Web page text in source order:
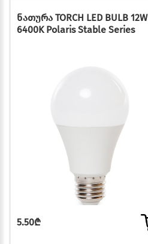
ნათურა TORCH LED BULB 12W
6400K Polaris Stable Series
5.50₾